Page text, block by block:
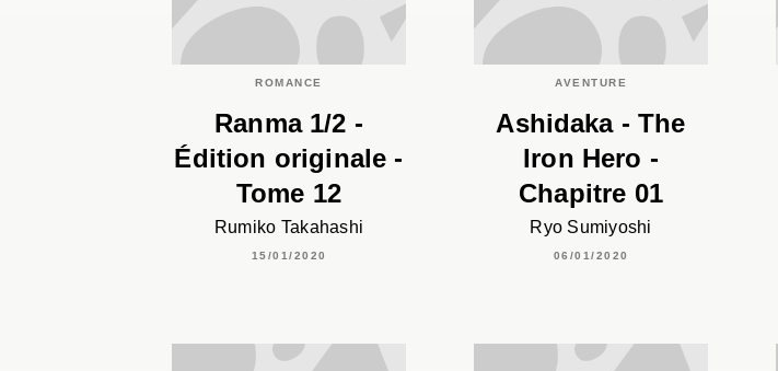
ROMANCE
Ranma 1/2 -
Édition originale -
Tome 12
Rumiko Takahashi
15/01/2020
AVENTURE
Ashidaka - The
Iron Hero -
Chapitre 01
Ryo Sumiyoshi
06/01/2020